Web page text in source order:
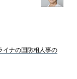
イナの国防相人事の